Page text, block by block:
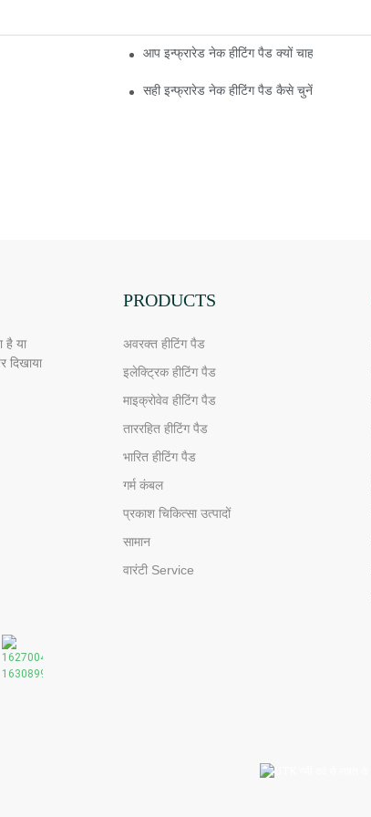
आप इन्फ्रारेड नेक हीटिंग पैड क्यों चाहते हैं?
सही इन्फ्रारेड नेक हीटिंग पैड कैसे चुनें
है या
दिखाया
PRODUCTS
अवरक्त हीटिंग पैड
इलेक्ट्रिक हीटिंग पैड
माइक्रोवेव हीटिंग पैड
ताररहित हीटिंग पैड
भारित हीटिंग पैड
गर्म कंबल
प्रकाश चिकित्सा उत्पादों
सामान
वारंटी Service